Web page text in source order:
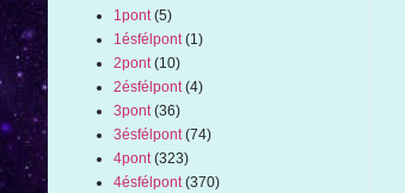
1pont (5)
1ésfélpont (1)
2pont (10)
2ésfélpont (4)
3pont (36)
3ésfélpont (74)
4pont (323)
4ésfélpont (370)